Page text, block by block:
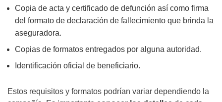
Copia de acta y certificado de defunción así como firma
del formato de declaración de fallecimiento que brinda la
aseguradora.
Copias de formatos entregados por alguna autoridad.
Identificación oficial de beneficiario.
Estos requisitos y formatos podrían variar dependiendo la